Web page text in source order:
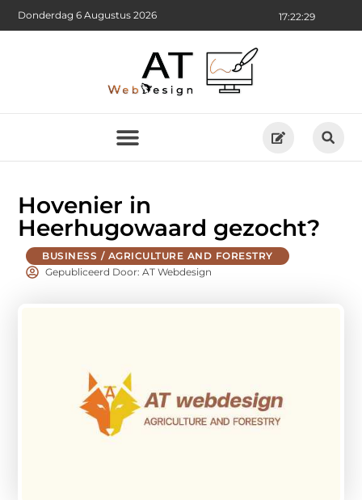
17:22:30
Donderdag 6 Augustus 2026
Hovenier in
Heerhugowaard gezocht?
BUSINESS / AGRICULTURE AND FORESTRY
Gepubliceerd Door: AT Webdesign